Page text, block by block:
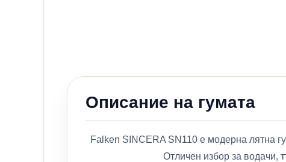
Описание на гумата
Falken SINCERA SN110 е модерна лятна
Отличен избор за водачи,